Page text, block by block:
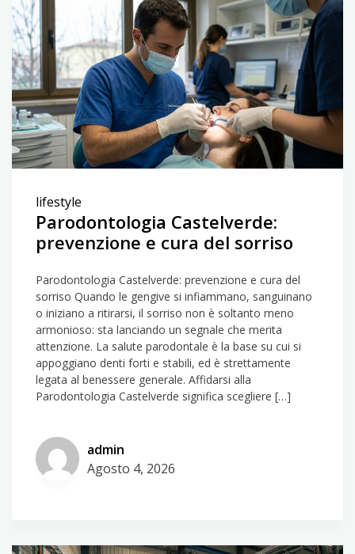
lifestyle
Parodontologia Castelverde:
prevenzione e cura del sorriso
Parodontologia Castelverde: prevenzione e cura del
sorriso Quando le gengive si infiammano, sanguinano
o iniziano a ritirarsi, il sorriso non è soltanto meno
armonioso: sta lanciando un segnale che merita
attenzione. La salute parodontale è la base su cui si
appoggiano denti forti e stabili, ed è strettamente
legata al benessere generale. Affidarsi alla
Parodontologia Castelverde significa scegliere […]
admin
Agosto 4, 2026